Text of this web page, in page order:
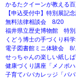
かるたクイーンが教える
【申込受付中】特別展記
無料法律相談会 8/20
福井県立歴史博物館 特別
くどう博士の手づくり科
電子図書館ミニ体験会 8/
せっちゃんの楽しい紙し
健康づくり講座「メノポ
子育てパパカレッジ「パ